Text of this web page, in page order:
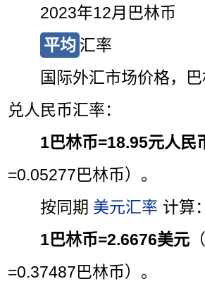
2023年12月巴林币
平均 汇率
国际外汇市场价格，
兑人民币汇率：
1巴林币=18.95元人民
=0.05277巴林币）。
按同期 美元汇率 计算：
1巴林币=2.6676美元
=0.37487巴林币）。